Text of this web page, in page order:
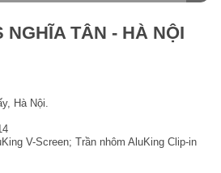
NGHĨA TÂN - HÀ NỘI
Hà Nội.
V-Screen; Trần nhôm AluKing Clip-in